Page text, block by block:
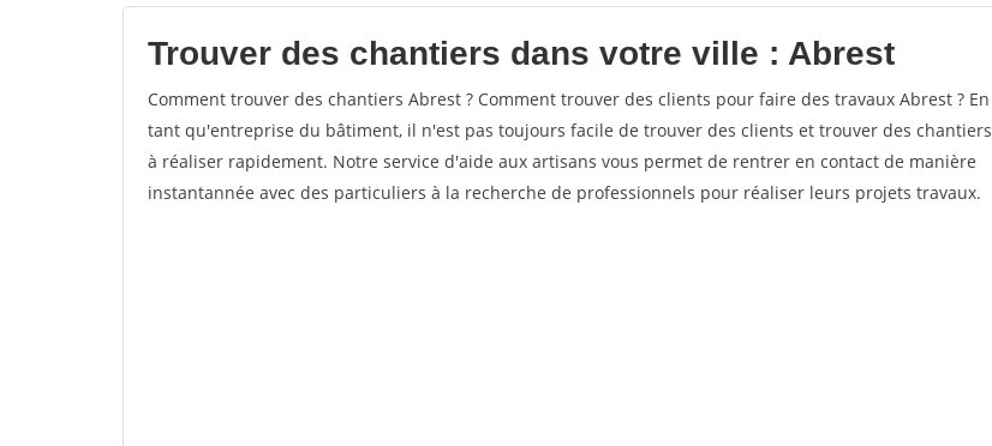
Trouver des chantiers dans votre ville : Abrest
Comment trouver des chantiers Abrest ? Comment trouver des clients pour faire des travaux Abrest ? En
tant qu'entreprise du bâtiment, il n'est pas toujours facile de trouver des clients et trouver des chantiers
à réaliser rapidement. Notre service d'aide aux artisans vous permet de rentrer en contact de manière
instantannée avec des particuliers à la recherche de professionnels pour réaliser leurs projets travaux.